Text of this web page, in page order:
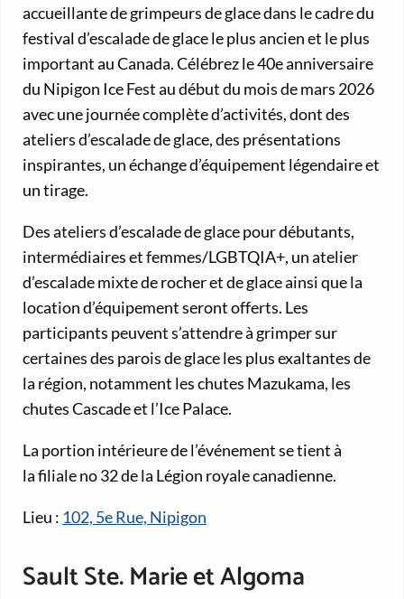
accueillante de grimpeurs de glace dans le cadre du
festival d’escalade de glace le plus ancien et le plus
important au Canada. Célébrez le 40e anniversaire
du Nipigon Ice Fest au début du mois de mars 2026
avec une journée complète d’activités, dont des
ateliers d’escalade de glace, des présentations
inspirantes, un échange d’équipement légendaire et
un tirage.
Des ateliers d’escalade de glace pour débutants,
intermédiaires et femmes/LGBTQIA+, un atelier
d’escalade mixte de rocher et de glace ainsi que la
location d’équipement seront offerts. Les
participants peuvent s’attendre à grimper sur
certaines des parois de glace les plus exaltantes de
la région, notamment les chutes Mazukama, les
chutes Cascade et l’Ice Palace.
La portion intérieure de l’événement se tient à
la filiale no 32 de la Légion royale canadienne.
Lieu : 102, 5e Rue, Nipigon
Sault Ste. Marie et Algoma